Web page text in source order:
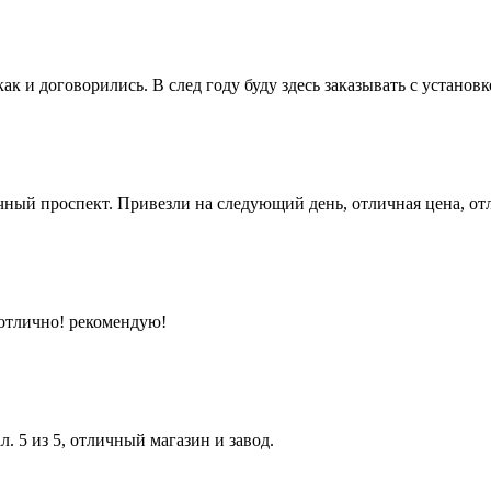
и договорились. В след году буду здесь заказывать с
проспект. Привезли на следующий день, отличная цена,
рекомендую!
5 из 5, отличный магазин и завод.